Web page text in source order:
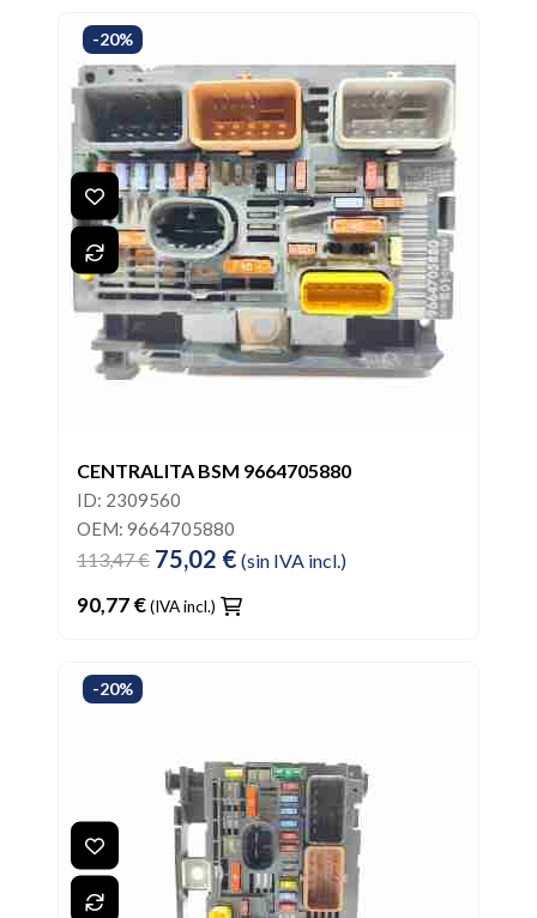
-20%
CENTRALITA BSM 9664705880
ID: 2309560
OEM: 9664705880
113,47 € 75,02 € (sin IVA incl.)
90,77 €(IVA incl.)
-20%